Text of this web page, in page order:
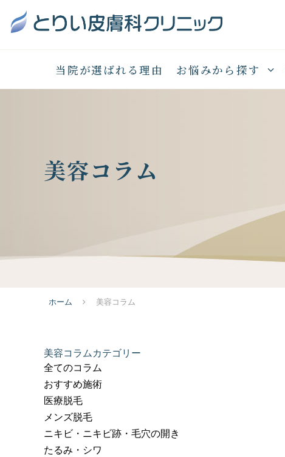
当院が選ばれる理由 お悩みから探す
美容コラム
ホーム 美容コラム
美容コラムカテゴリー
全てのコラム
おすすめ施術
医療脱毛
メンズ脱毛
ニキビ・ニキビ跡・毛穴の開き
たるみ・シワ